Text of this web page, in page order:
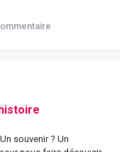
souvenir ? Un